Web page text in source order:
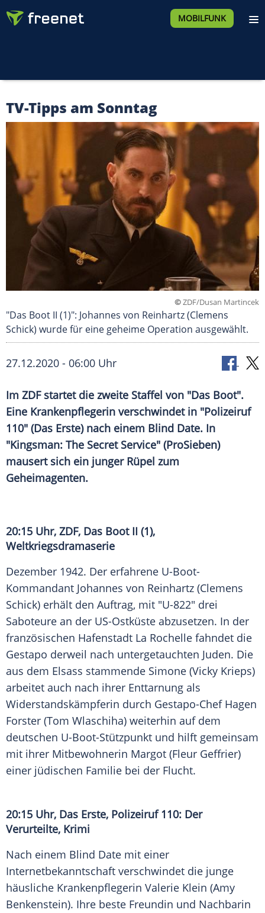
MOBILFUNK
TV-Tipps am Sonntag
©ZDF/Dusan Martincek
"Das Boot II (1)": Johannes von Reinhartz (Clemens
Schick) wurde für eine geheime Operation ausgewählt.
27.12.2020 - 06:00 Uhr
Im ZDFstartet die zweite Staffel von "Das Boot".
Eine Krankenpflegerin verschwindet in "Polizeiruf
110" (Das Erste) nach einem Blind Date. In
"Kingsman: The Secret Service" (ProSieben)
mausert sich ein junger Rüpel zum
Geheimagenten.
20:15 Uhr, ZDF, Das Boot II (1),
Weltkriegsdramaserie
Dezember 1942. Der erfahrene U-Boot-
Kommandant Johannes von Reinhartz (Clemens
Schick) erhält den Auftrag, mit "U-822" drei
Saboteure an der US-Ostküste abzusetzen. In der
französischen Hafenstadt La Rochelle fahndet die
Gestapo derweil nach untergetauchten Juden. Die
aus dem Elsass stammende Simone (Vicky Krieps)
arbeitet auch nach ihrer Enttarnung als
Widerstandskämpferin durch Gestapo-Chef Hagen
Forster (Tom Wlaschiha) weiterhin auf dem
deutschen U-Boot-Stützpunkt und hilft gemeinsam
mit ihrer Mitbewohnerin Margot (Fleur Geffrier)
einer jüdischen Familie bei der Flucht.
20:15 Uhr, Das Erste, Polizeiruf 110: Der
Verurteilte, Krimi
Nach einem Blind Date mit einer
Internetbekanntschaft verschwindet die junge
häusliche Krankenpflegerin Valerie Klein (Amy
Benkenstein). Ihre beste Freundin und Nachbarin